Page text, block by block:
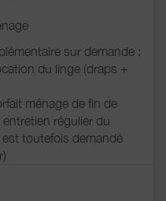
sur demande :
du linge (draps +
ménage de fin de
régulier du
toutefois demandé